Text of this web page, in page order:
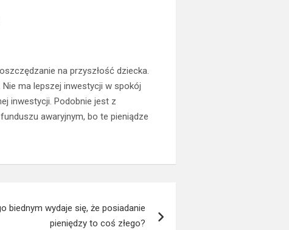
na przyszłość dziecka.
ma lepszej inwestycji w spokój
inwestycji. Podobnie jest z
awaryjnym, bo te pieniądze
biednym wydaje się, że posiadanie
pieniędzy to coś złego?